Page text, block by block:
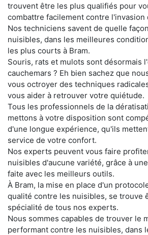
trouvent être les plus qualifiés pour
combattre facilement contre l'invasion
Nos techniciens savent de quelle
nuisibles, dans les meilleures
les plus courts à Bram.
Souris, rats et mulots sont désormais
cauchemars ? Eh bien sachez que
vous octroyer des techniques
vous aider à retrouver votre quiétude.
Tous les professionnels de la
mettons à votre disposition sont
d'une longue expérience, qu'ils
service de votre confort.
Nos experts peuvent vous faire
nuisibles d'aucune variété, grâce à
faite avec les meilleurs outils.
À Bram, la mise en place d'un
qualité contre les nuisibles, se trouve
spécialité de tous nos experts.
Nous sommes capables de trouver le
performant contre les nuisibles, dans